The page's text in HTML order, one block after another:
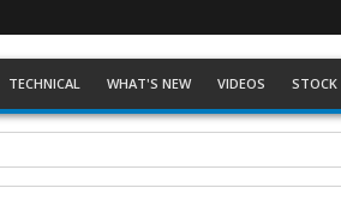
TECHNICAL WHAT'S NEW VIDEOS STOCK